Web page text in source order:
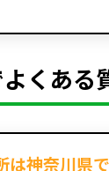
くある
は神奈川県